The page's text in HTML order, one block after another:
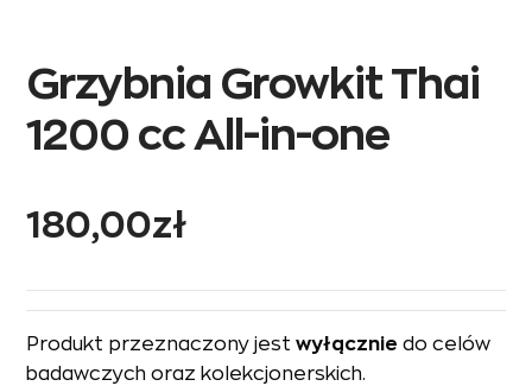
Grzybnia Growkit Thai
1200 cc All-in-one
180,00zł
Produkt przeznaczony jestwyłącznie do celów
badawczych oraz kolekcjonerskich.